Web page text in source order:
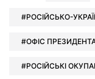
РОСІЙСЬКО-
ОФІС
РОСІЙСЬКІ